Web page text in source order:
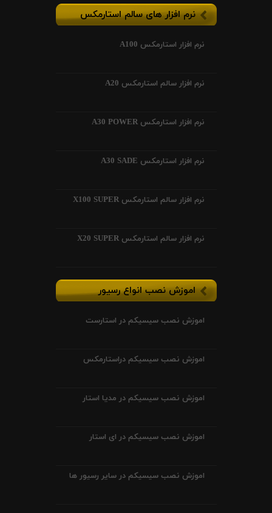
نرم افزار های سالم استارمکس
نرم افزار استارمکس A100
نرم افزار سالم استارمکس A20
نرم افزار استارمکس A30 POWER
نرم افزار استارمکس A30 SADE
نرم افزار سالم استارمکس X100 SUPER
نرم افزار سالم استارمکس X20 SUPER
اموزش نصب انواع رسیور
اموزش نصب سیسیکم در استارست
اموزش نصب سیسیکم دراستارمکس
اموزش نصب سیسیکم در مدیا استار
اموزش نصب سیسیکم در ای استار
اموزش نصب سیسیکم در سایر رسیور ها